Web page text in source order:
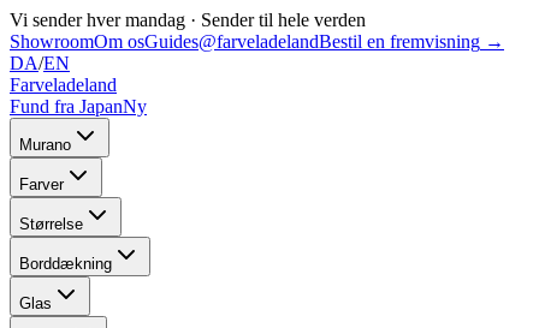
Vi sender hver mandag · Sender til hele verden
ShowroomOm osGuides@farveladelandBestil en fremvisning →
DA/EN
Farveladeland
Fund fra JapanNy
Murano
Farver
Størrelse
Borddækning
Glas